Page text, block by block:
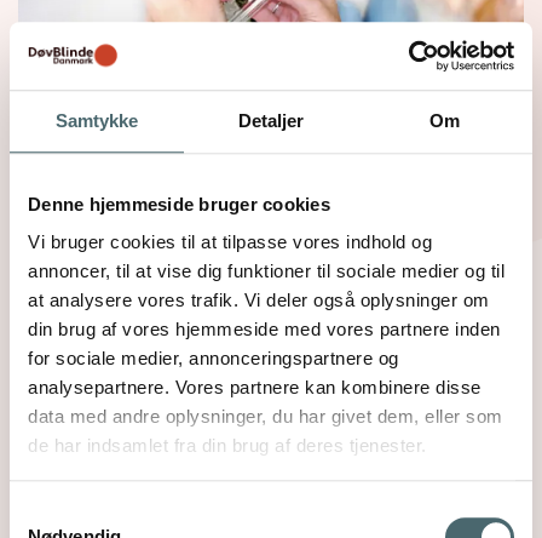
Samtykke Detaljer Om
Denne hjemmeside bruger cookies
Vi bruger cookies til at tilpasse vores indhold og
annoncer, til at vise dig funktioner til sociale medier og til
at analysere vores trafik. Vi deler også oplysninger om
din brug af vores hjemmeside med vores partnere inden
for sociale medier, annonceringspartnere og
analysepartnere. Vores partnere kan kombinere disse
data med andre oplysninger, du har givet dem, eller som
de har indsamlet fra din brug af deres tjenester.
Hvad er døvblindhed?
Definitionen på døvblindhed er en kombineret
det er vanskeligt for de nedsatte sanser at
kompensere for hinanden.
Læs mere